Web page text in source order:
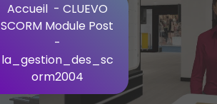
Accueil- CLUEVO
SCORM Module Post
-
la_gestion_des_sc
orm2004